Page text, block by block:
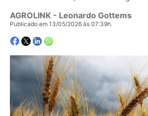
AGROLINK - Leonardo Gottems
Publicado em 13/05/2026 às 07:39h.